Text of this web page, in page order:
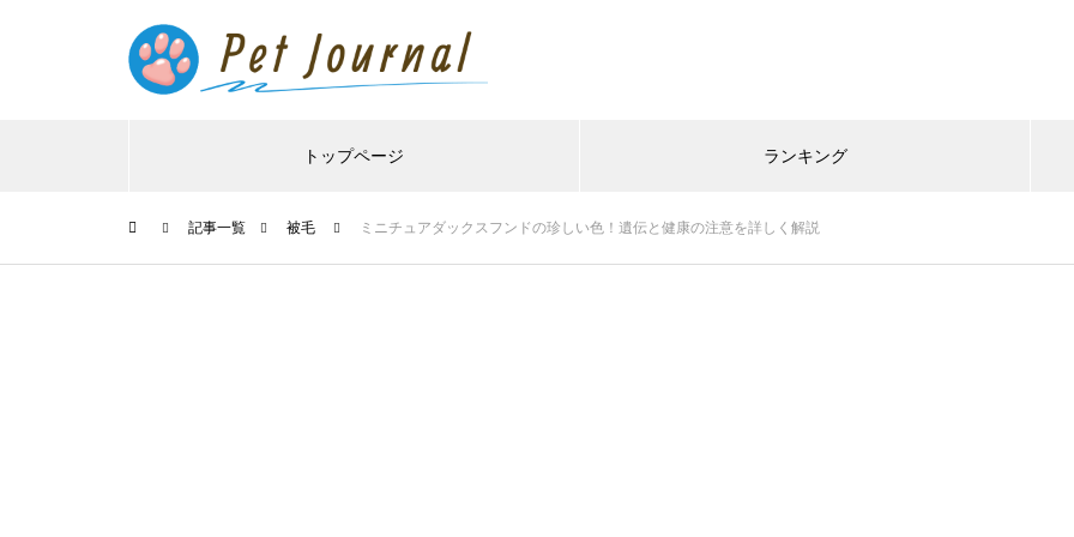
トップページ ランキング
記事一覧 被毛 ミニチュアダックスフンドの珍しい色！遺伝と健康の注意を詳しく解説